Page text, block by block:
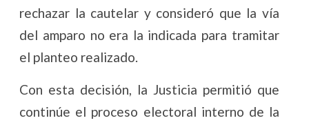
rechazar la cautelar y consideró que la vía
del amparo no era la indicada para tramitar
el planteo realizado.
Con esta decisión, la Justicia permitió que
continúe el proceso electoral interno de la